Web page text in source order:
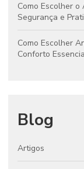
Como Escolher
Segurança e
Como Escolher
Conforto
Blog
Artigos